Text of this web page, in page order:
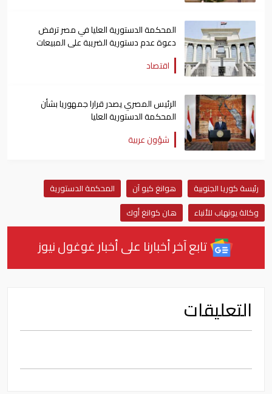
المحكمة الدستورية العليا في مصر ترفض
دعوة عدم دستورية الضريبة على المبيعات
اقتصاد
الرئيس المصري يصدر قرارا جمهوريا بشأن
المحكمة الدستورية العليا
شؤون عربية
رئيسة كوريا الجنوبية هوانغ كيو آن
المحكمة الدستورية
وكالة يونهاب للأنباء
هان كوانغ أوك
تابع آخر أخبارنا على أخبار غوغول نيوز
التعليقات